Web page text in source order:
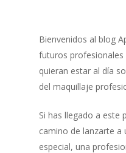
Bienvenidos al blog
futuros
quieran estar al día
del maquillaje
Si has llegado a este
camino de lanzarte
especial, una